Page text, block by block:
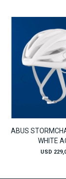
ABUS
WHITE
USD